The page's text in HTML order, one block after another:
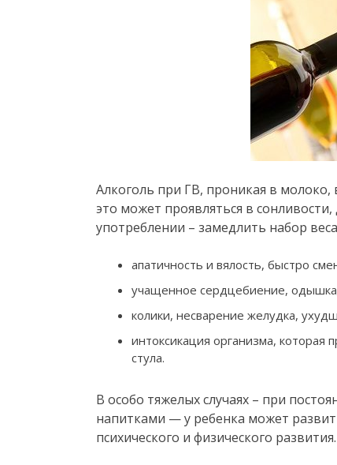
Алкоголь при ГВ, проникая в
это может проявляться в
употреблении – замедлить набор
апатичность и вялость, быстро
учащенное сердцебиение,
колики, несварение желудка,
интоксикация организма,
стула.
В особо тяжелых случаях – при
напитками — у ребенка может
психического и физического развития.